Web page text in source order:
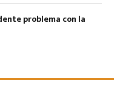
problema con la